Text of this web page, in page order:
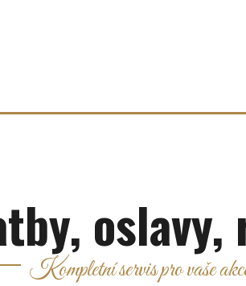
Kompletní servis pro vaše